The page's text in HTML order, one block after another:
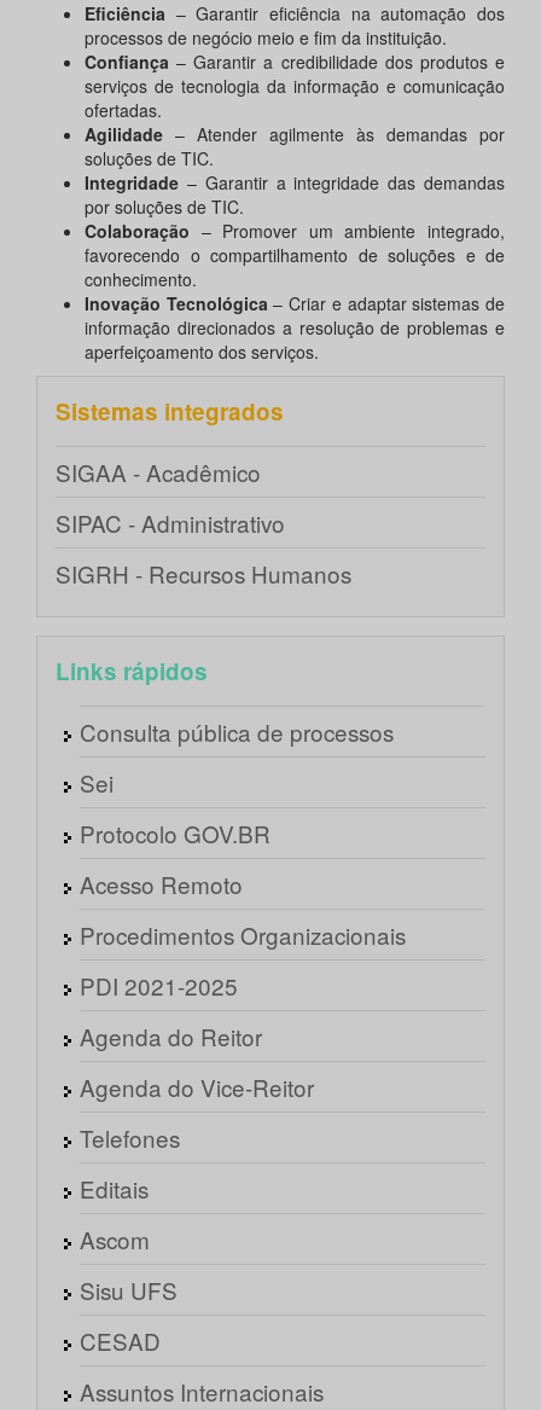
Eficiência – Garantir eficiência na automação dos
processos de negócio meio e fim da instituição.
Confiança– Garantir a credibilidade dos produtos e
serviços de tecnologia da informação e comunicação
ofertadas.
Agilidade – Atender agilmente às demandas por
soluções de TIC.
Integridade – Garantir a integridade das demandas
por soluções de TIC.
Colaboração – Promover um ambiente integrado,
favorecendo o compartilhamento de soluções e de
conhecimento.
Inovação Tecnológica – Criar e adaptar sistemas de
informação direcionados a resolução de problemas e
aperfeiçoamento dos serviços.
Sistemas integrados
SIGAA - Acadêmico
SIPAC - Administrativo
SIGRH - Recursos Humanos
Links rápidos
Consulta pública de processos
Sei
Protocolo GOV.BR
Acesso Remoto
Procedimentos Organizacionais
PDI 2021-2025
Agenda do Reitor
Agenda do Vice-Reitor
Telefones
Editais
Ascom
Sisu UFS
CESAD
Assuntos Internacionais